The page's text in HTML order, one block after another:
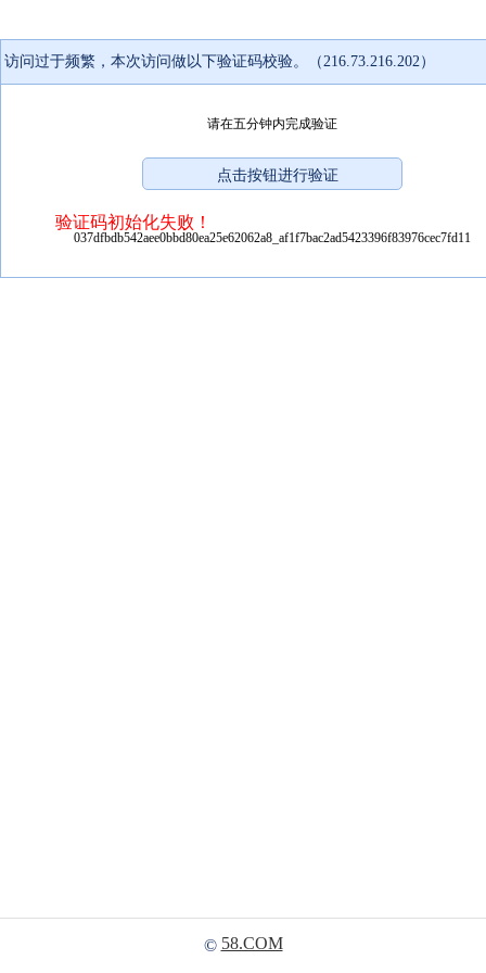
访问过于频繁，本次访问做以下验证码校验。（216.73.216.202）
请在五分钟内完成验证
验证码初始化失败！
037dfbdb542aee0bbd80ea25e62062a8_af1f7bac2ad5423396f83976cec7fd11
© 58.COM